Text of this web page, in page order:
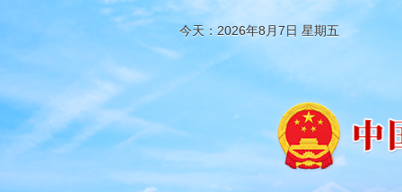
今天：2026年8月7日 星期五